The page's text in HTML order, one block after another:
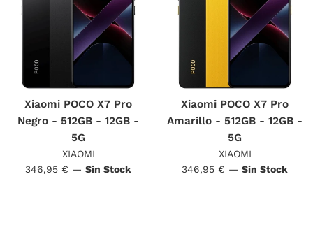
Xiaomi POCO X7 Pro
Negro - 512GB - 12GB -
5G
XIAOMI
Precio
346,95 € — Sin Stock
Xiaomi POCO X7 Pro
Amarillo - 512GB - 12GB -
5G
XIAOMI
Precio
346,95 € — Sin Stock